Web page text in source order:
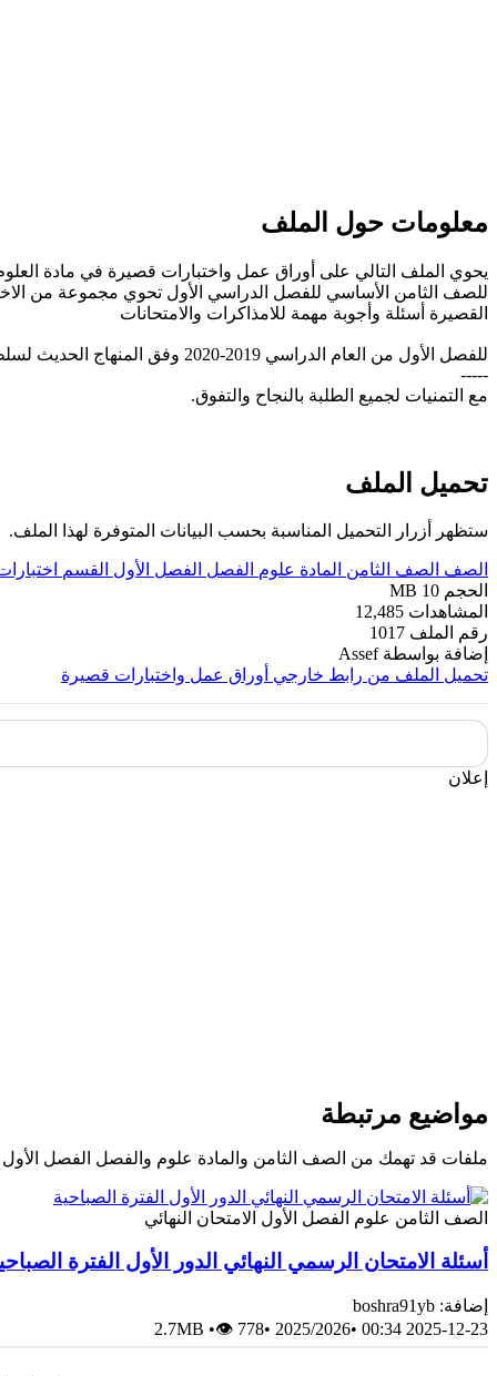
معلومات حول الملف
يحوي الملف التالي على أوراق عمل واختبارات قصيرة في مادة
للصف الثامن الأساسي للفصل الدراسي الأول تحوي مجموعة من
القصيرة أسئلة وأجوبة مهمة للامذاكرات والامتحانات
للفصل الأول من العام الدراسي 2019-2020 وفق المنهاج الحديث لسلطنة عُمان.
-----
مع التمنيات لجميع الطلبة بالنجاح والتفوق.
تحميل الملف
ستظهر أزرار التحميل المناسبة بحسب البيانات المتوفرة لهذا الملف.
الصف الصف الثامن المادة علوم الفصل الفصل الأول القسم
الحجم 10 MB
المشاهدات 12,485
رقم الملف 1017
إضافة بواسطة Assef
تحميل الملف من رابط خارجي أوراق عمل واختبارات قصيرة
إعلان
مواضيع مرتبطة
ملفات قد تهمك من الصف الثامن والمادة علوم والفصل الفصل الأول
الصف الثامن علوم الفصل الأول الامتحان النهائي
أسئلة الامتحان الرسمي النهائي الدور الأول الفترة
إضافة: boshra91yb
2025-12-23 00:34
•
2025/2026
•
2.7MB •👁 778